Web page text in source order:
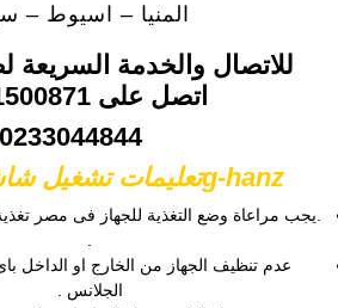
المنيا – اسيوط –
للاتصال والخدمة السريعة
اتصل على 01111500871
0233044844
g-hanzتعليمات تشغيل شاشات جي هانز
.يجب مراعاة وضع التغذية للجهاز فى مصر
عدم تنظيف الجهاز من الخارج او الداخل
الجلانس .